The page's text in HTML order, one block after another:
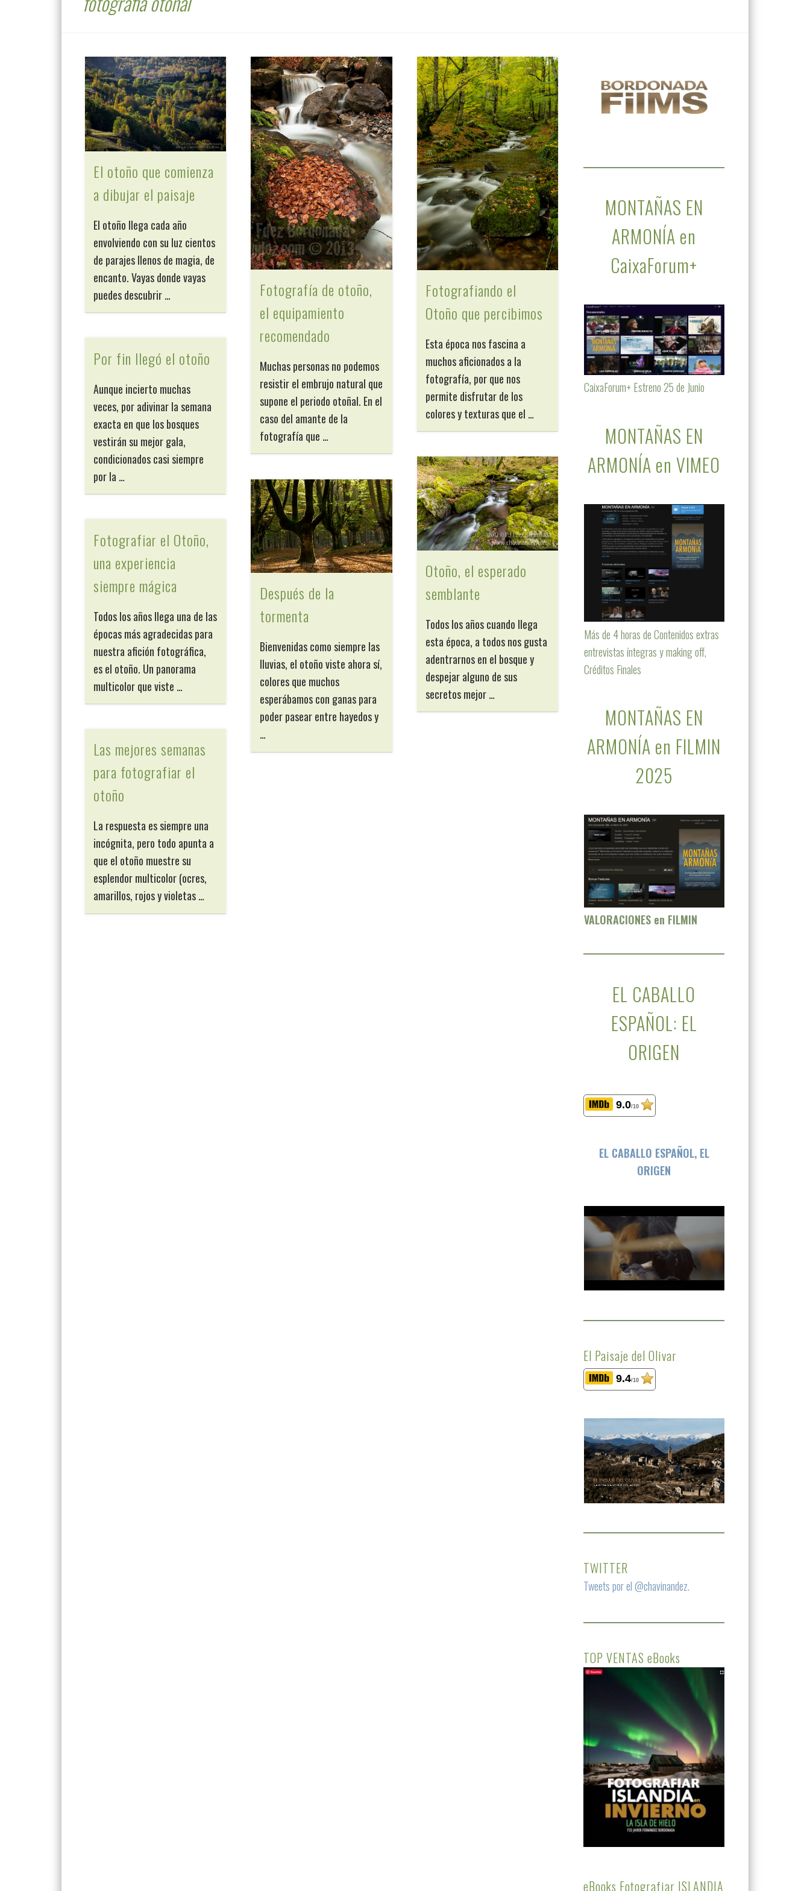
El otoño que comienza
a dibujar el paisaje
El otoño llega cada año
envolviendo con su luz cientos
de parajes llenos de magia, de
encanto. Vayas donde vayas
puedes descubrir …
Fotografía de otoño,
el equipamiento
recomendado
Muchas personas no podemos
resistir el embrujo natural que
supone el periodo otoñal. En el
caso del amante de la
fotografía que …
Fotografiando el
Otoño que percibimos
Esta época nos fascina a
muchos aficionados a la
fotografía, por que nos
permite disfrutar de los
colores y texturas que el …
Por fin llegó el otoño
Aunque incierto muchas
veces, por adivinar la semana
exacta en que los bosques
vestirán su mejor gala,
condicionados casi siempre
por la …
Otoño, el esperado
semblante
Todos los años cuando llega
esta época, a todos nos gusta
adentrarnos en el bosque y
despejar alguno de sus
secretos mejor …
Después de la
tormenta
Bienvenidas como siempre las
lluvias, el otoño viste ahora sí,
colores que muchos
esperábamos con ganas para
poder pasear entre hayedos y
…
Fotografiar el Otoño,
una experiencia
siempre mágica
Todos los años llega una de las
épocas más agradecidas para
nuestra afición fotográfica,
es el otoño. Un panorama
multicolor que viste …
Las mejores semanas
para fotografiar el
otoño
La respuesta es siempre una
incógnita, pero todo apunta a
que el otoño muestre su
esplendor multicolor (ocres,
amarillos, rojos y violetas …
MONTAÑAS EN
ARMONÍA en
CaixaForum+
CaixaForum+ Estreno 25 de Junio
MONTAÑAS EN
ARMONÍA en VIMEO
Más de 4 horas de Contenidos extras
entrevistas íntegras y making off,
Créditos Finales
MONTAÑAS EN
ARMONÍA en FILMIN
2025
VALORACIONES en FILMIN
EL CABALLO
ESPAÑOL: EL
ORIGEN
9.0/10
EL CABALLO ESPAÑOL, EL
ORIGEN
El Paisaje del Olivar
9.4/10
TWITTER
Tweets por el @chavinandez.
TOP VENTAS eBooks
eBooks Fotografiar ISLANDIA